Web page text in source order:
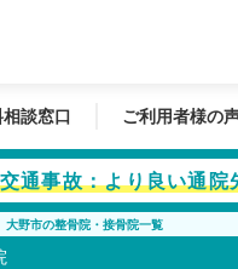
談窓口 ご利用者様の
通事故：より良い通
大野市の整骨院・接骨院一覧